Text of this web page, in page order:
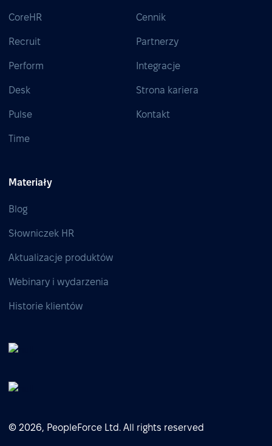
CoreHR
Recruit
Perform
Desk
Pulse
Time
Cennik
Partnerzy
Integracje
Strona kariera
Kontakt
Materiały
Blog
Słowniczek HR
Aktualizacje produktów
Webinary i wydarzenia
Historie klientów
© 2026, PeopleForce Ltd. All rights reserved